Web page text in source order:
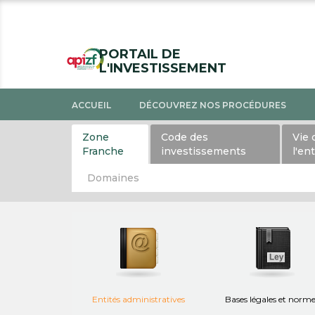
PORTAIL DE
L'INVESTISSEMENT
ACCUEIL DÉCOUVREZ NOS PROCÉDURES
Zone
Franche
Code des
investissements
Vie
Domaines
Entités administratives Bases légales et